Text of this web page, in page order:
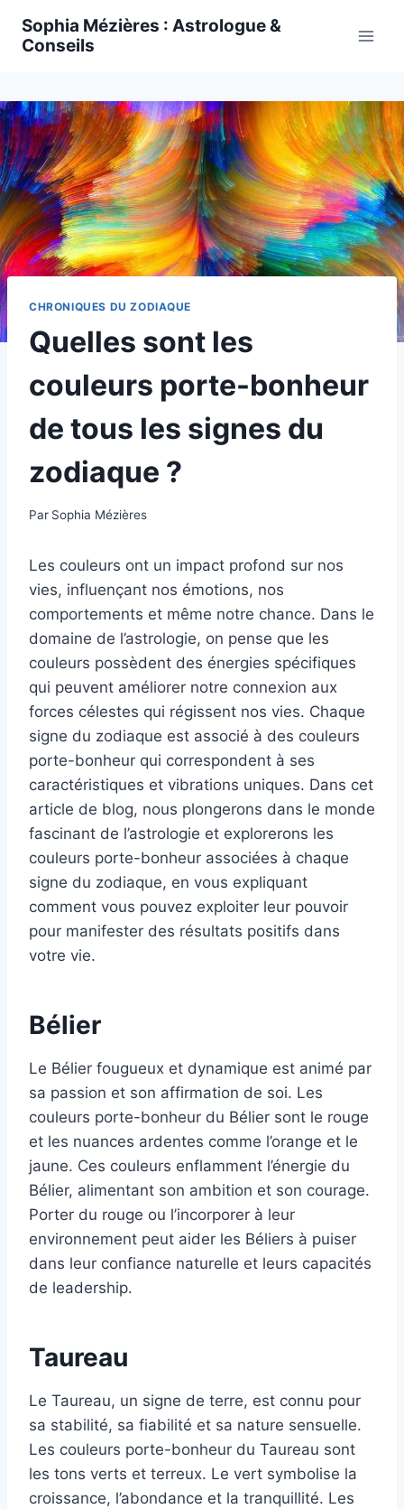
Sophia Mézières : Astrologue &
Conseils
CHRONIQUES DU ZODIAQUE
Quelles sont les
couleurs porte-bonheur
de tous les signes du
zodiaque ?
Par Sophia Mézières
Les couleurs ont un impact profond sur nos
vies, influençant nos émotions, nos
comportements et même notre chance. Dans le
domaine de l’astrologie, on pense que les
couleurs possèdent des énergies spécifiques
qui peuvent améliorer notre connexion aux
forces célestes qui régissent nos vies. Chaque
signe du zodiaque est associé à des couleurs
porte-bonheur qui correspondent à ses
caractéristiques et vibrations uniques. Dans cet
article de blog, nous plongerons dans le monde
fascinant de l’astrologie et explorerons les
couleurs porte-bonheur associées à chaque
signe du zodiaque, en vous expliquant
comment vous pouvez exploiter leur pouvoir
pour manifester des résultats positifs dans
votre vie.
Bélier
Le Bélier fougueux et dynamique est animé par
sa passion et son affirmation de soi. Les
couleurs porte-bonheur du Bélier sont le rouge
et les nuances ardentes comme l’orange et le
jaune. Ces couleurs enflamment l’énergie du
Bélier, alimentant son ambition et son courage.
Porter du rouge ou l’incorporer à leur
environnement peut aider les Béliers à puiser
dans leur confiance naturelle et leurs capacités
de leadership.
Taureau
Le Taureau, un signe de terre, est connu pour
sa stabilité, sa fiabilité et sa nature sensuelle.
Les couleurs porte-bonheur du Taureau sont
les tons verts et terreux. Le vert symbolise la
croissance, l’abondance et la tranquillité. Les